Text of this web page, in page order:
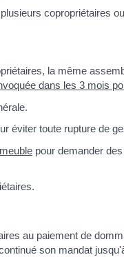
copropriétaires
la même
dans les 3 mois
éviter toute rupture de
pour demander des
au paiement de
son mandat